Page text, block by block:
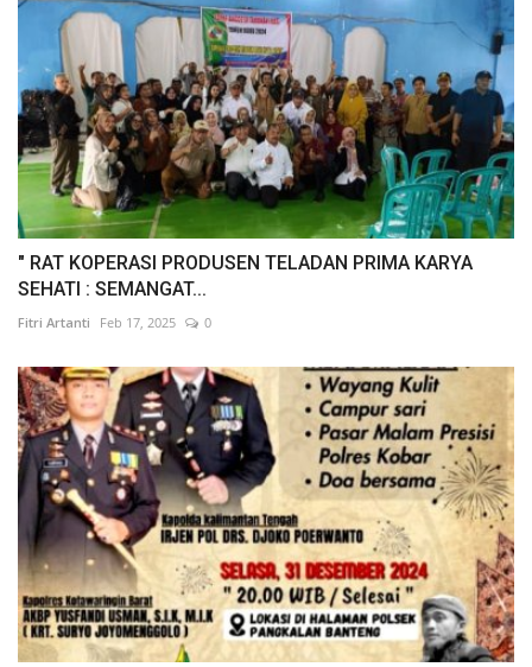
" RAT KOPERASI PRODUSEN TELADAN PRIMA KARYA
SEHATI : SEMANGAT...
Fitri Artanti Feb 17, 2025 0